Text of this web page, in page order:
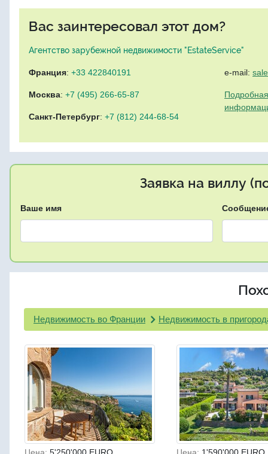
Вас заинтересовал этот дом?
Агентство зарубежной недвижимости "EstateService"
Франция: +33 422840191
Москва: +7 (495) 266-65-87
Санкт-Петербург: +7 (812) 244-68-54
e-mail:
Заявка на виллу
Ваше имя
Недвижимость во Франции Недвижимость в